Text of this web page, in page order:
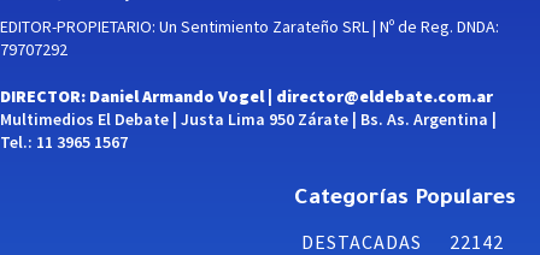
EDITOR-PROPIETARIO: Un Sentimiento Zarateño SRL | Nº de Reg. DNDA:
79707292
DIRECTOR: Daniel Armando Vogel | director@eldebate.com.ar
Multimedios El Debate | Justa Lima 950 Zárate | Bs. As. Argentina |
Tel.: 11 3965 1567
Categorías Populares
DESTACADAS
22142